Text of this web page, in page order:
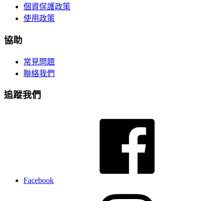
個資保護政策
使用政策
協助
常見問題
聯絡我們
追蹤我們
Facebook